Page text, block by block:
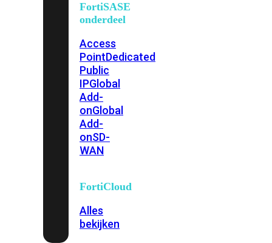
FortiSASE
onderdeel
Access
PointDedicated
Public
IPGlobal
Add-
onGlobal
Add-
onSD-
WAN
FortiCloud
Alles
bekijken